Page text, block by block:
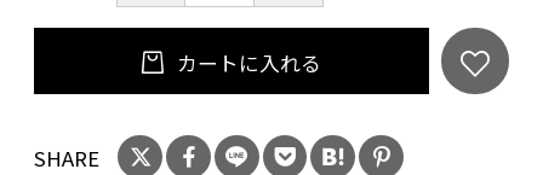
カートに入れる
SHARE